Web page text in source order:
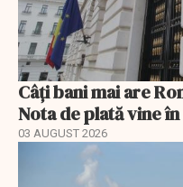
Câți bani mai are
Nota de plată vine
03 AUGUST 2026